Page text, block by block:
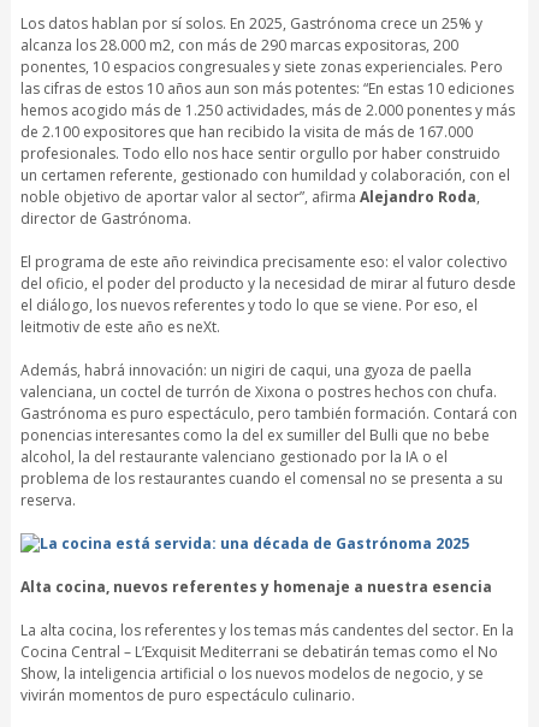
Los datos hablan por sí solos. En 2025, Gastrónoma crece un 25% y
alcanza los 28.000 m2, con más de 290 marcas expositoras, 200
ponentes, 10 espacios congresuales y siete zonas experienciales. Pero
las cifras de estos 10 años aun son más potentes: “En estas 10 ediciones
hemos acogido más de 1.250 actividades, más de 2.000 ponentes y más
de 2.100 expositores que han recibido la visita de más de 167.000
profesionales. Todo ello nos hace sentir orgullo por haber construido
un certamen referente, gestionado con humildad y colaboración, con el
noble objetivo de aportar valor al sector”, afirma Alejandro Roda,
director de Gastrónoma.
El programa de este año reivindica precisamente eso: el valor colectivo
del oficio, el poder del producto y la necesidad de mirar al futuro desde
el diálogo, los nuevos referentes y todo lo que se viene. Por eso, el
leitmotiv de este año es neXt.
Además, habrá innovación: un nigiri de caqui, una gyoza de paella
valenciana, un coctel de turrón de Xixona o postres hechos con chufa.
Gastrónoma es puro espectáculo, pero también formación. Contará con
ponencias interesantes como la del ex sumiller del Bulli que no bebe
alcohol, la del restaurante valenciano gestionado por la IA o el
problema de los restaurantes cuando el comensal no se presenta a su
reserva.
Alta cocina, nuevos referentes y homenaje a nuestra esencia
La alta cocina, los referentes y los temas más candentes del sector. En la
Cocina Central – L’Exquisit Mediterrani se debatirán temas como el No
Show, la inteligencia artificial o los nuevos modelos de negocio, y se
vivirán momentos de puro espectáculo culinario.